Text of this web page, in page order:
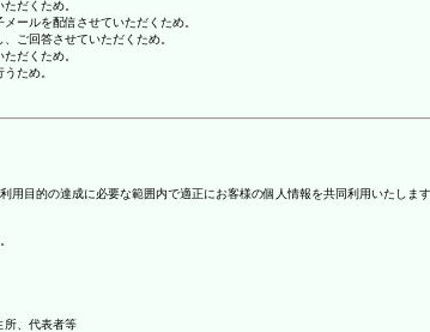
だくため。
ールを配信させていただくため。
ご回答させていただくため。
だくため。
ため。
用目的の達成に必要な範囲内で適正にお客様の個人情報を共同利用いたします
所、代表者等